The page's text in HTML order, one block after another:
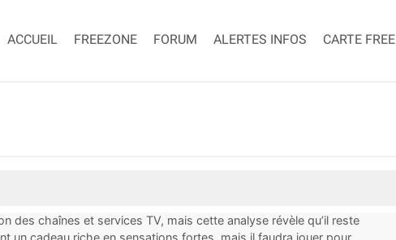
ACCUEIL FREEZONE FORUM ALERTES INFOS CARTE FREE
des chaînes et services TV, mais cette analyse révèle qu’il reste
un cadeau riche en sensations fortes, mais il faudra jouer pour